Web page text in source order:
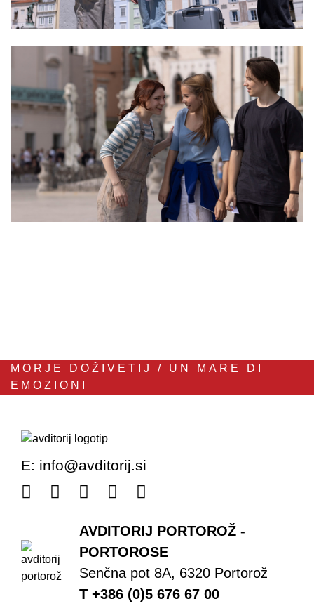
MORJE DOŽIVETIJ / UN MARE DI
EMOZIONI
E: info@avditorij.si
AVDITORIJ PORTOROŽ -
PORTOROSE
Senčna pot 8A, 6320 Portorož
T +386 (0)5 676 67 00